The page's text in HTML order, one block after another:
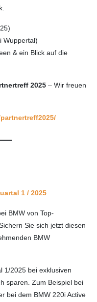
Wuppertal)
& ein Blick auf die
2025 – Wir freuen
1 / 2025
BMW von Top-
Sie sich jetzt diesen
BMW
1/2025 bei exklusiven
sparen. Zum Beispiel bei
bei dem BMW 220i Active